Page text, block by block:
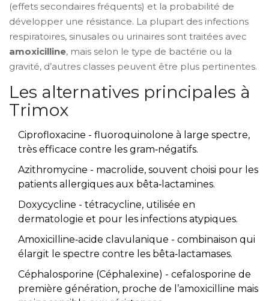
(effets secondaires fréquents) et la probabilité de
développer une résistance. La plupart des infections
respiratoires, sinusales ou urinaires sont traitées avec
amoxicilline, mais selon le type de bactérie ou la
gravité, d’autres classes peuvent être plus pertinentes.
Les alternatives principales à
Trimox
Ciprofloxacine - fluoroquinolone à large spectre,
très efficace contre les gram‑négatifs.
Azithromycine - macrolide, souvent choisi pour les
patients allergiques aux bêta‑lactamines.
Doxycycline - tétracycline, utilisée en
dermatologie et pour les infections atypiques.
Amoxicilline‑acide clavulanique - combinaison qui
élargit le spectre contre les bêta‑lactamases.
Céphalosporine (Céphalexine) - cefalosporine de
première génération, proche de l’amoxicilline mais